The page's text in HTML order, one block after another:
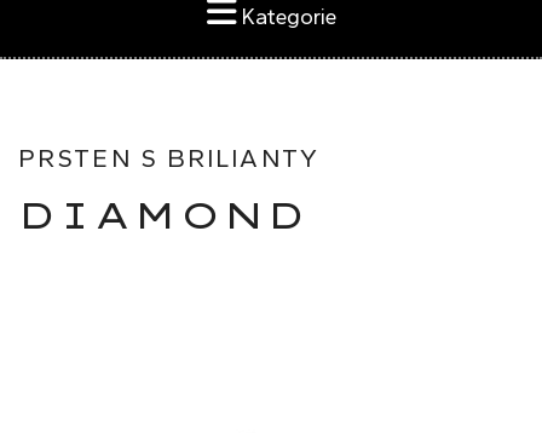
Kategorie
PRSTEN S BRILIANTY
DIAMOND